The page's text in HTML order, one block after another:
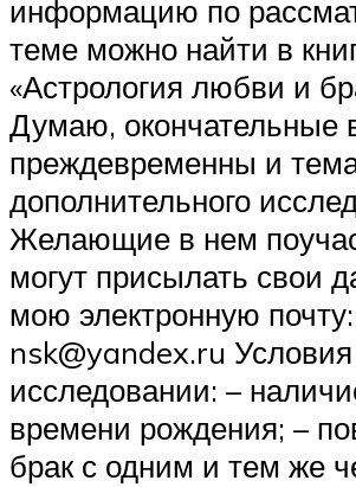
информацию по
теме можно найти в
«Астрология любви и
Думаю, окончательные
преждевременны и
дополнительного
Желающие в нем
могут присылать свои
мою электронную
nsk@yandex.ru
исследовании: –
времени рождения; –
брак с одним и тем же